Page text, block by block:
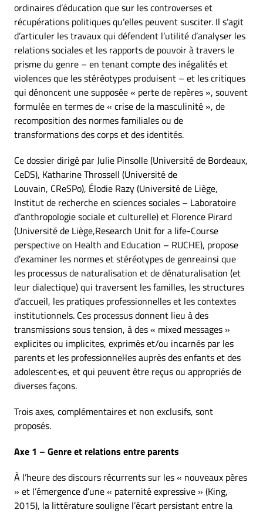
ordinaires d’éducation que sur les controverses et
récupérations politiques qu’elles peuvent susciter. Il s’agit
d’articuler les travaux qui défendent l’utilité d’analyser les
relations sociales et les rapports de pouvoir à travers le
prisme du genre – en tenant compte des inégalités et
violences que les stéréotypes produisent – et les critiques
qui dénoncent une supposée « perte de repères », souvent
formulée en termes de « crise de la masculinité », de
recomposition des normes familiales ou de
transformations des corps et des identités.
Ce dossier dirigé par Julie Pinsolle (Université de Bordeaux,
CeDS), Katharine Throssell (Université de
Louvain, CReSPo), Élodie Razy (Université de Liège,
Institut de recherche en sciences sociales – Laboratoire
d’anthropologie sociale et culturelle) et Florence Pirard
(Université de Liège,Research Unit for a life-Course
perspective on Health and Education – RUCHE), propose
d’examiner les normes et stéréotypes de genreainsi que
les processus de naturalisation et de dénaturalisation (et
leur dialectique) qui traversent les familles, les structures
d’accueil, les pratiques professionnelles et les contextes
institutionnels. Ces processus donnent lieu à des
transmissions sous tension, à des « mixed messages »
explicites ou implicites, exprimés et/ou incarnés par les
parents et les professionnel·les auprès des enfants et des
adolescent·es, et qui peuvent être reçus ou appropriés de
diverses façons.
Trois axes, complémentaires et non exclusifs, sont
proposés.
Axe 1 – Genre et relations entre parents
À l’heure des discours récurrents sur les « nouveaux pères
» et l’émergence d’une « paternité expressive » (King,
2015), la littérature souligne l’écart persistant entre la